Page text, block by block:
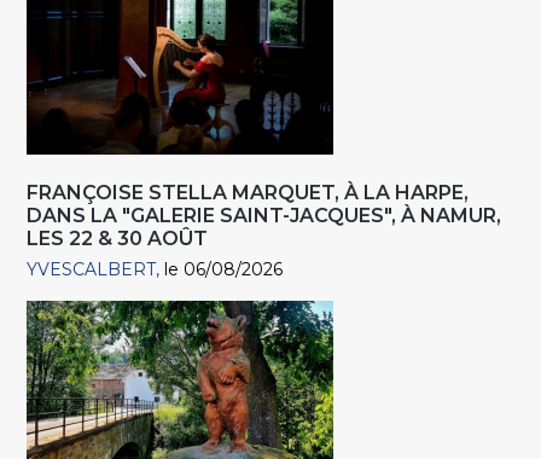
FRANÇOISE STELLA MARQUET, À LA HARPE,
DANS LA "GALERIE SAINT-JACQUES", À NAMUR,
LES 22 & 30 AOÛT
YVESCALBERT le 06/08/2026